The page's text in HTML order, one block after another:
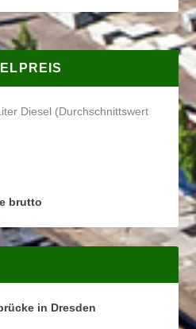
Diesel (Durchschnittswert
brutto
in Dresden